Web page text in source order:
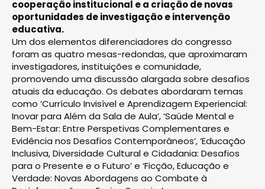
cooperação institucional e a criação de novas
oportunidades de investigação e intervenção
educativa.
Um dos elementos diferenciadores do congresso
foram as quatro mesas-redondas, que aproximaram
investigadores, instituições e comunidade,
promovendo uma discussão alargada sobre desafios
atuais da educação. Os debates abordaram temas
como ‘Currículo Invisível e Aprendizagem Experiencial:
Inovar para Além da Sala de Aula’, ‘Saúde Mental e
Bem-Estar: Entre Perspetivas Complementares e
Evidência nos Desafios Contemporâneos’, ‘Educação
Inclusiva, Diversidade Cultural e Cidadania: Desafios
para o Presente e o Futuro’ e ‘Ficção, Educação e
Verdade: Novas Abordagens ao Combate à